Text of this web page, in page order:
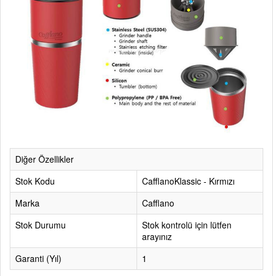
Diğer Özellikler
Stok Kodu
CafflanoKlassic - Kırmızı
Marka
Cafflano
Stok Durumu
Stok kontrolü için lütfen
arayınız
Garanti (Yıl)
1